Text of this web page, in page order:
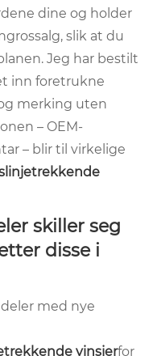
dine og holder
slik at du
Jeg har bestilt
inn foretrukne
merking uten
– OEM-
– blir til virkelige
skiller seg
disse i
med nye
vinsjerfor